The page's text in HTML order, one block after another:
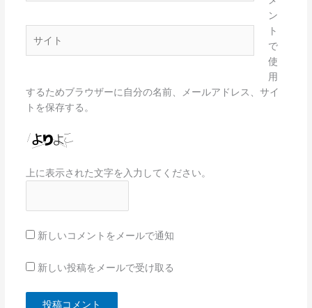
*
ン
ト
で
使
用
するためブラウザーに自分の名前、メールアドレス、サイ
トを保存する。
上に表示された文字を入力してください。
新しいコメントをメールで通知
新しい投稿をメールで受け取る